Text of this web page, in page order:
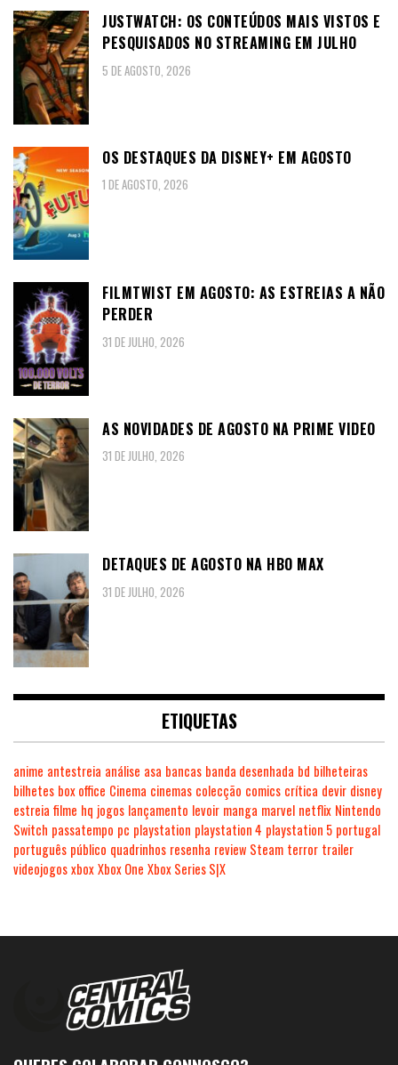
JUSTWATCH: OS CONTEÚDOS MAIS VISTOS E
PESQUISADOS NO STREAMING EM JULHO
5 DE AGOSTO, 2026
OS DESTAQUES DA DISNEY+ EM AGOSTO
1 DE AGOSTO, 2026
FILMTWIST EM AGOSTO: AS ESTREIAS A NÃO
PERDER
31 DE JULHO, 2026
AS NOVIDADES DE AGOSTO NA PRIME VIDEO
31 DE JULHO, 2026
DETAQUES DE AGOSTO NA HBO MAX
31 DE JULHO, 2026
ETIQUETAS
anime antestreia análise asa bancas banda desenhada bd bilheteiras
bilhetes box office Cinema cinemas colecção comics crítica devir disney
estreia filme hq jogos lançamento levoir manga marvel netflix Nintendo
Switch passatempo pc playstation playstation 4 playstation 5 portugal
português público quadrinhos resenha review Steam terror trailer
videojogosxboxXbox One Xbox Series S|X